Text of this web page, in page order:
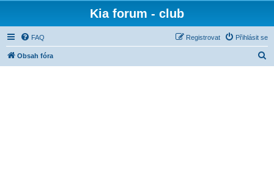
Kia forum - club
FAQ Přihlásit se
Registrovat
Obsah fóra